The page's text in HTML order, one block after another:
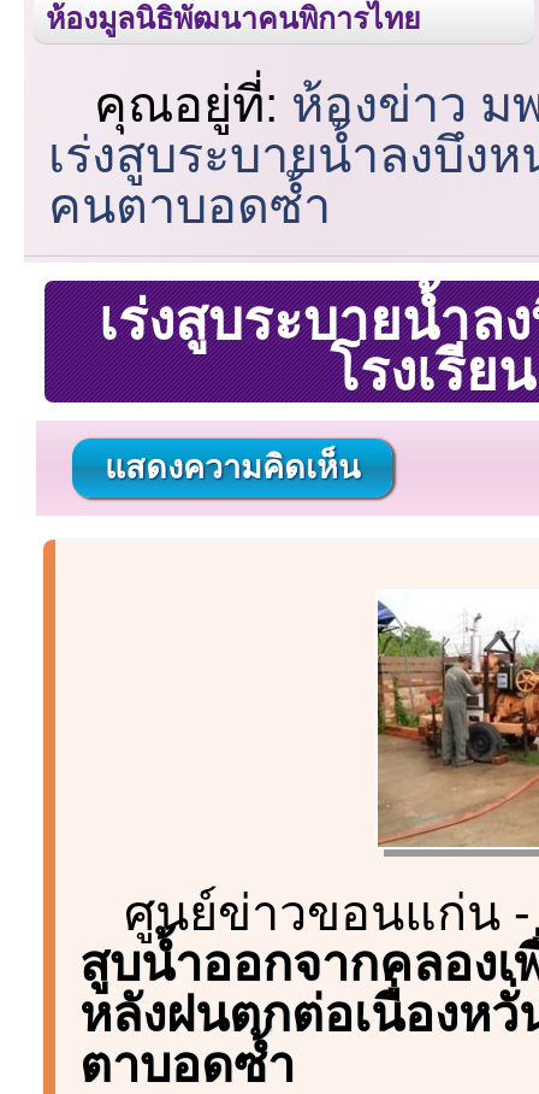
ห้องมูลนิธิพัฒนาคนพิการไทย
คุณอยู่ที่: ห้องข่าว ม
เร่งสูบระบายน้ำลงบึง
คนตาบอดซ้ำ
เร่งสูบระบายน้ำล
โรงเรี
แสดงความคิดเห็น
ศูนย์ข่าวขอนแก่น
สูบน้ำออกจากคลองเ
หลังฝนตกต่อเนื่องหวั่
ตาบอดซ้ำ